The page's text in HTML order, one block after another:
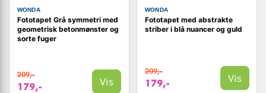
WONDA
Fototapet Grå symmetri med
geometrisk betonmønster og
sorte fuger
209,-
179,- Vis
WONDA
Fototapet med abstrakte
striber i blå nuancer og guld
209,-
179,- Vis